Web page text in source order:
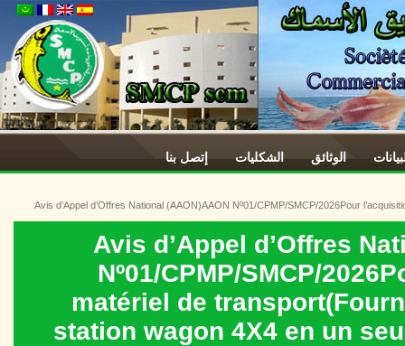
الوثائق الشكليات إتصل بنا
Avis d’Appel d’Offres National (AAON)AAON Nº01/CPMP/SMCP/2026Pour
Avis d’Appel d’Offres
Nº01/CPMP/SMCP/
matériel de
station wagon 4X4 en un